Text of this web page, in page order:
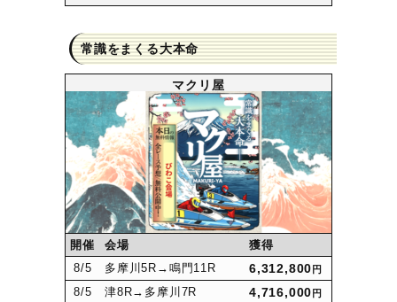
常識をまくる大本命
マクリ屋
開催 会場
獲得
8/5 多摩川5R →鳴門11R 6,312,800 円
8/5 津8R→多摩川7R 4,716,000 円